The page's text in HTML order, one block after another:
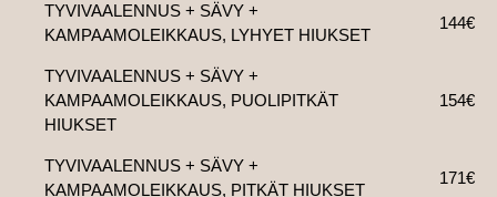
TYVIVAALENNUS + SÄVY +
KAMPAAMOLEIKKAUS, LYHYET HIUKSET
144€
TYVIVAALENNUS + SÄVY +
KAMPAAMOLEIKKAUS, PUOLIPITKÄT
HIUKSET
154€
TYVIVAALENNUS + SÄVY +
KAMPAAMOLEIKKAUS, PITKÄT HIUKSET
171€